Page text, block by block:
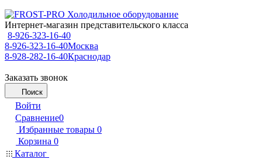
Интернет-магазин представительского класса
8-926-323-16-40
8-926-323-16-40Москва
8-928-282-16-40Краснодар
Заказать звонок
Поиск
Войти
Сравнение0
Избранные товары 0
Корзина 0
Каталог